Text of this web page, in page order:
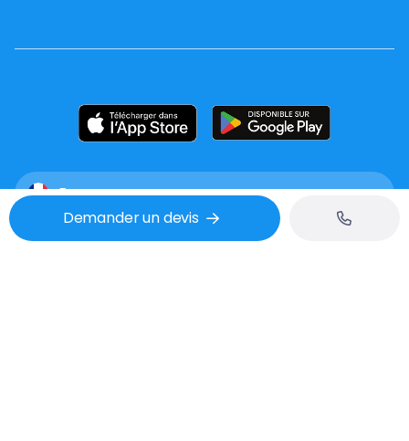
Demander un devis
France